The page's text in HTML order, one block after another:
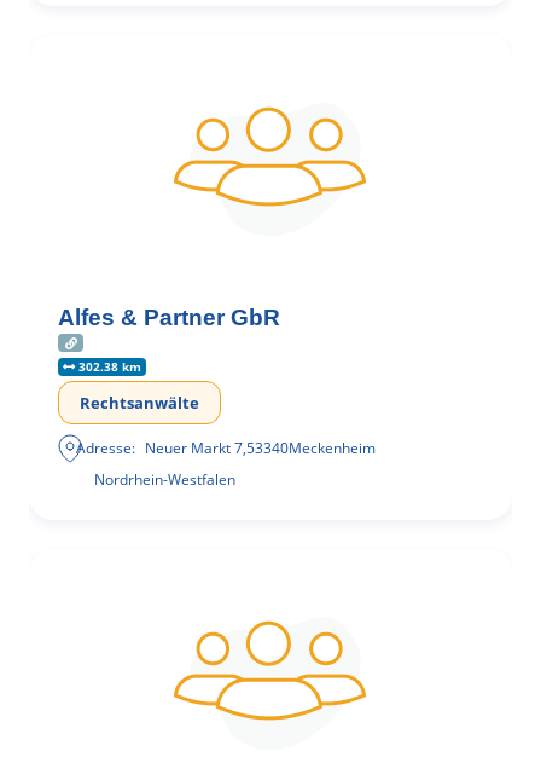
Alfes & Partner GbR
302.38 km
Rechtsanwälte
Adresse: Neuer Markt 7,53340Meckenheim
Nordrhein-Westfalen